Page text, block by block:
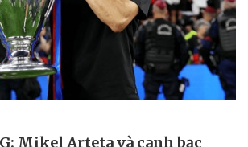
Mikel Arteta và canh bạc